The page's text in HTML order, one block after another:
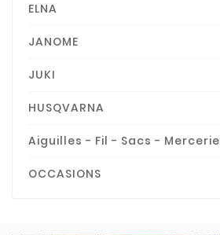
ELNA
JANOME
JUKI
HUSQVARNA
Aiguilles - Fil - Sacs - Mercerie
OCCASIONS